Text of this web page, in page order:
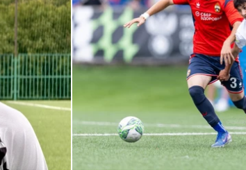
ЮФЛ: Армейцы приняли